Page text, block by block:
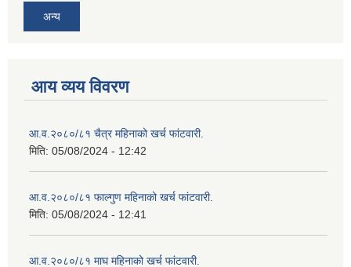
अन्य
आय व्यय विवरण
आ.व.२०८०/८१ चैत्र महिनाको खर्च फांटवारी.
मिति: 05/08/2024 - 12:42
आ.व.२०८०/८१ फाल्गुण महिनाको खर्च फांटवारी.
मिति: 05/08/2024 - 12:41
आ.व.२०८०/८१ माघ महिनाको खर्च फांटवारी.